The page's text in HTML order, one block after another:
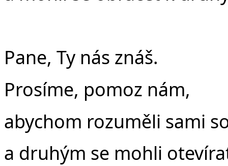
Pane, Ty nás znáš.
Prosíme, pomoz nám,
abychom rozuměli sami
a druhým se mohli